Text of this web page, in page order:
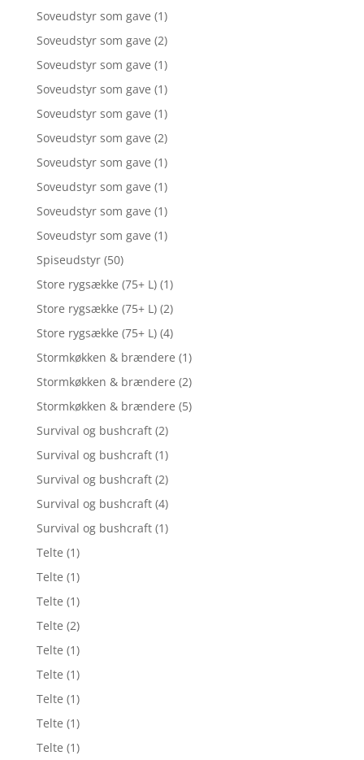
Soveudstyr som gave (1)
Soveudstyr som gave (2)
Soveudstyr som gave (1)
Soveudstyr som gave (1)
Soveudstyr som gave (1)
Soveudstyr som gave (2)
Soveudstyr som gave (1)
Soveudstyr som gave (1)
Soveudstyr som gave (1)
Soveudstyr som gave (1)
Spiseudstyr (50)
Store rygsække (75+ L) (1)
Store rygsække (75+ L) (2)
Store rygsække (75+ L) (4)
Stormkøkken & brændere (1)
Stormkøkken & brændere (2)
Stormkøkken & brændere (5)
Survival og bushcraft (2)
Survival og bushcraft (1)
Survival og bushcraft (2)
Survival og bushcraft (4)
Survival og bushcraft (1)
Telte (1)
Telte (1)
Telte (1)
Telte (2)
Telte (1)
Telte (1)
Telte (1)
Telte (1)
Telte (1)